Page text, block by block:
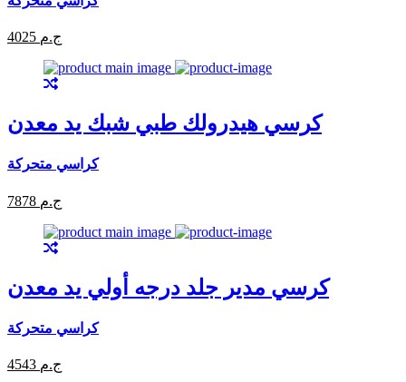
4025 ج.م
كرسي هيدرولك طبي شبك يد معدن
كراسي متحركة
7878 ج.م
كرسي مدير جلد درجه أولي يد معدن
كراسي متحركة
4543 ج.م